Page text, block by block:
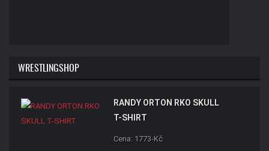
WRESTLINGSHOP
RANDY ORTON RKO SKULL
T-SHIRT
Cena: 1773-Kč